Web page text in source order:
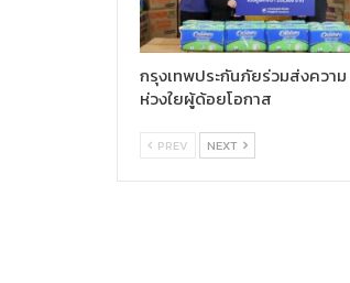
กรุงเทพประกันภัยร่วมส่งความ
ห่วงใยผู้ด้อยโอกาส
PREV NEXT